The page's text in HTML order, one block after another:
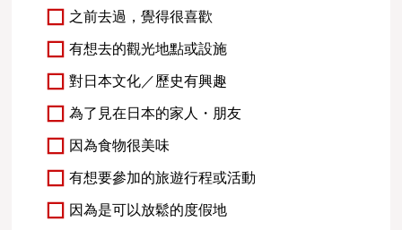
之前去過，覺得很喜歡
有想去的觀光地點或設施
對日本文化／歷史有興趣
為了見在日本的家人・朋友
因為食物很美味
有想要參加的旅遊行程或活動
因為是可以放鬆的度假地